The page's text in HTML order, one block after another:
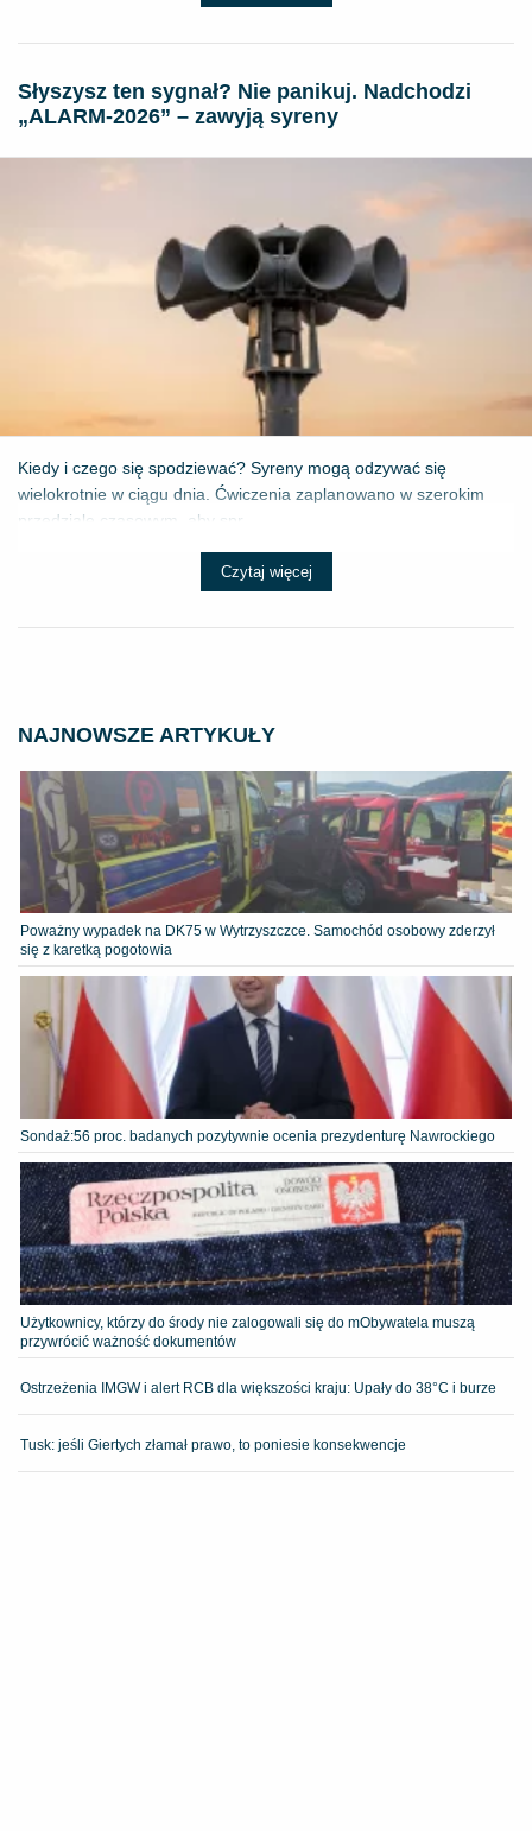
Słyszysz ten sygnał? Nie panikuj. Nadchodzi
„ALARM-2026” – zawyją syreny
Kiedy i czego się spodziewać? Syreny mogą odzywać się
wielokrotnie w ciągu dnia. Ćwiczenia zaplanowano w szerokim
przedziale czasowym, aby spr...
Czytaj więcej
NAJNOWSZE ARTYKUŁY
Poważny wypadek na DK75 w Wytrzyszczce. Samochód osobowy zderzył
się z karetką pogotowia
​Sondaż:56 proc. badanych pozytywnie ocenia prezydenturę Nawrockiego
Użytkownicy, którzy do środy nie zalogowali się do mObywatela muszą
przywrócić ważność dokumentów
Ostrzeżenia IMGW i alert RCB dla większości kraju: Upały do 38°C i burze
Tusk: jeśli Giertych złamał prawo, to poniesie konsekwencje